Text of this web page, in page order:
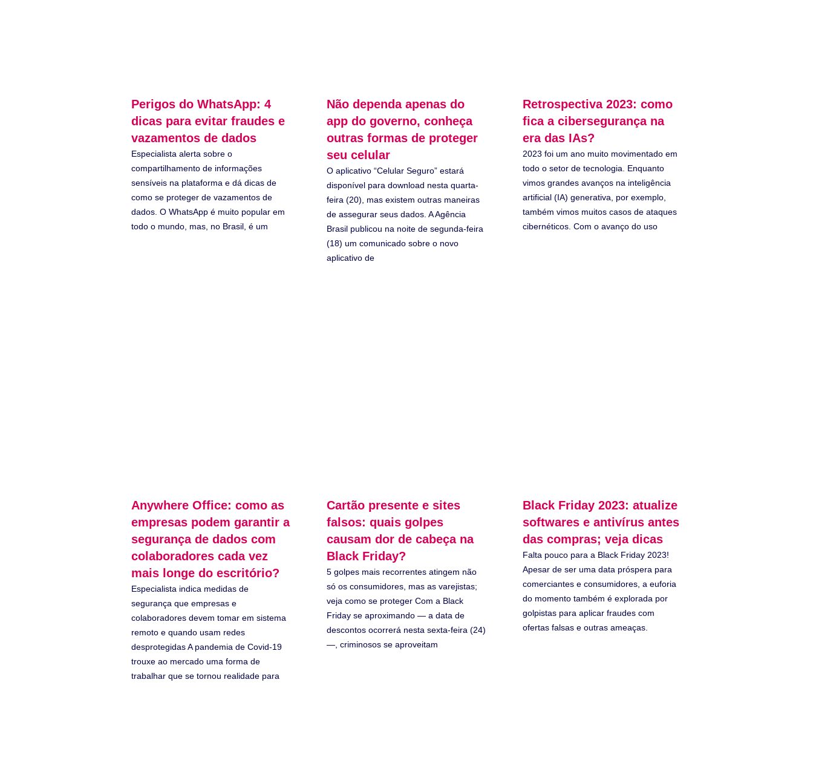
Perigos do WhatsApp: 4
dicas para evitar fraudes e
vazamentos de dados
Especialista alerta sobre o
compartilhamento de informações
sensíveis na plataforma e dá dicas de
como se proteger de vazamentos de
dados. O WhatsApp é muito popular em
todo o mundo, mas, no Brasil, é um
Não dependa apenas do
app do governo, conheça
outras formas de proteger
seu celular
O aplicativo “Celular Seguro” estará
disponível para download nesta quarta-
feira (20), mas existem outras maneiras
de assegurar seus dados. A Agência
Brasil publicou na noite de segunda-feira
(18) um comunicado sobre o novo
aplicativo de
Retrospectiva 2023: como
fica a cibersegurança na
era das IAs?
2023 foi um ano muito movimentado em
todo o setor de tecnologia. Enquanto
vimos grandes avanços na inteligência
artificial (IA) generativa, por exemplo,
também vimos muitos casos de ataques
cibernéticos. Com o avanço do uso
Anywhere Office: como as
empresas podem garantir a
segurança de dados com
colaboradores cada vez
mais longe do escritório?
Especialista indica medidas de
segurança que empresas e
colaboradores devem tomar em sistema
remoto e quando usam redes
desprotegidas A pandemia de Covid-19
trouxe ao mercado uma forma de
trabalhar que se tornou realidade para
Cartão presente e sites
falsos: quais golpes
causam dor de cabeça na
Black Friday?
5 golpes mais recorrentes atingem não
só os consumidores, mas as varejistas;
veja como se proteger Com a Black
Friday se aproximando — a data de
descontos ocorrerá nesta sexta-feira (24)
—, criminosos se aproveitam
Black Friday 2023: atualize
softwares e antivírus antes
das compras; veja dicas
Falta pouco para a Black Friday 2023!
Apesar de ser uma data próspera para
comerciantes e consumidores, a euforia
do momento também é explorada por
golpistas para aplicar fraudes com
ofertas falsas e outras ameaças.